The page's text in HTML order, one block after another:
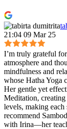
21:04 09 Mar 25
I’m truly grateful
atmosphere and
mindfulness and
whose Hatha Yoga
Her gentle yet
Meditation, creating
levels, making
recommend
with Irina—her